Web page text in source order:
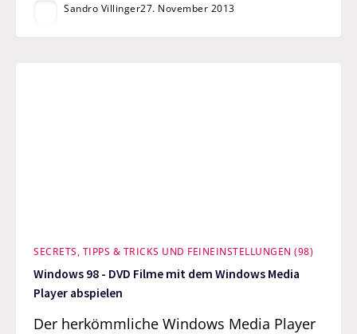
Sandro Villinger27. November 2013
SECRETS, TIPPS & TRICKS UND FEINEINSTELLUNGEN (98)
Windows 98 - DVD Filme mit dem Windows Media
Player abspielen
Der herkömmliche Windows Media Player